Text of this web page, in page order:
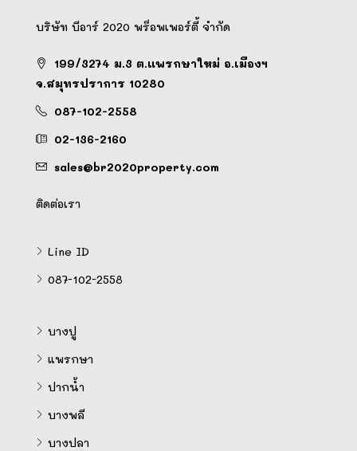
บริษัท บีอาร์ 2020 พร็อพเพอร์ตี้ จำกัด
199/3274 ม.3 ต.แพรกษาใหม่ อ.เมืองฯ
จ.สมุทรปราการ 10280
087-102-2558
02-136-2160
sales@br2020property.com
ติดต่อเรา
Line ID
087-102-2558
บางปู
แพรกษา
ปากน้ำ
บางพลี
บางปลา